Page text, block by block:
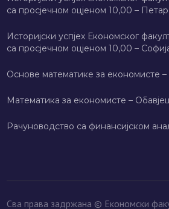
са просјечном оцјеном 10,00 –
Историјски успјех Економског
са просјечном оцјеном 10,00 –
Основе математике за економисте
Математика за економисте –
Рачуноводство са финансијском
Сва права задржана © Економски